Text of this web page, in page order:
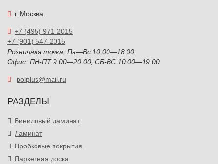
г. Москва
+7 (495) 971-2015
+7 (901) 547-2015
Розничная точка: Пн—Вс 10:00—18:00
Офис: ПН-ПТ 9.00—20.00, СБ-ВС 10.00—19.00
polplus@mail.ru
РАЗДЕЛЫ
Виниловый ламинат
Ламинат
Пробковые покрытия
Паркетная доска